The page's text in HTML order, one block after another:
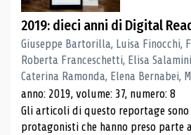
2019: dieci anni di Digital
Giuseppe Bartorilla, Luisa Finocchi,
Roberta Franceschetti, Elisa
Caterina Ramonda, Elena Bernabei,
anno: 2019, volume: 37, numero: 8
Gli articoli di questo reportage
protagonisti che hanno preso parte